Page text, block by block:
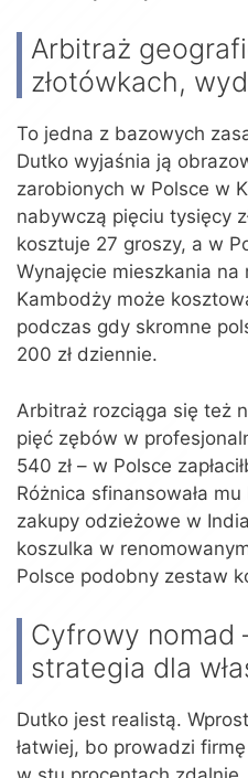
Arbitraż
złotówkach,
To jedna z bazowych
Dutko wyjaśnia ją
zarobionych w Polsce w
nabywczą pięciu tysięcy
kosztuje 27 groszy, a w
Wynajęcie mieszkania
Kambodży może
podczas gdy skromne
200 zł dziennie.
Arbitraż rozciąga się też
pięć zębów w
540 zł – w Polsce
Różnica sfinansowała
zakupy odzieżowe w
koszulka w
Polsce podobny zestaw
Cyfrowy nomad
strategia dla
Dutko jest realistą.
łatwiej, bo prowadzi